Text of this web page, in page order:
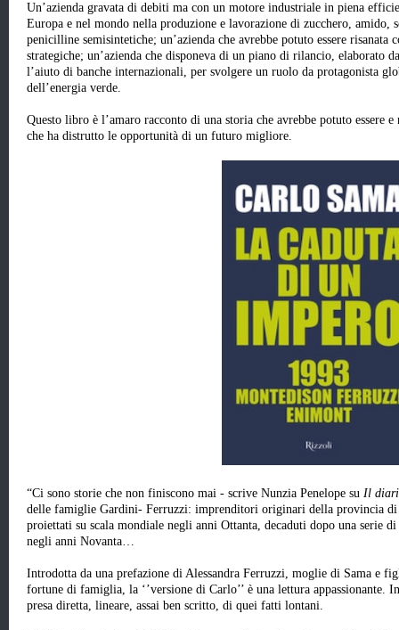
Un’azienda gravata di debiti ma con un motore industriale in piena
Europa e nel mondo nella produzione e lavorazione di zucchero, amido,
penicilline semisintetiche; un’azienda che avrebbe potuto essere
strategiche; un’azienda che disponeva di un piano di rilancio, elaborato
l’aiuto di banche internazionali, per svolgere un ruolo da protagonista
dell’energia verde.
Questo libro è l’amaro racconto di una storia che avrebbe potuto essere
che ha distrutto le opportunità di un futuro migliore.
“Ci sono storie che non finiscono mai - scrive Nunzia Penelope su Il
delle famiglie Gardini- Ferruzzi: imprenditori originari della provincia di
proiettati su scala mondiale negli anni Ottanta, decaduti dopo una serie
negli anni Novanta…
Introdotta da una prefazione di Alessandra Ferruzzi, moglie di Sama e
fortune di famiglia, la ‘’versione di Carlo’’ è una lettura appassionante.
presa diretta, lineare, assai ben scritto, di quei fatti lontani.